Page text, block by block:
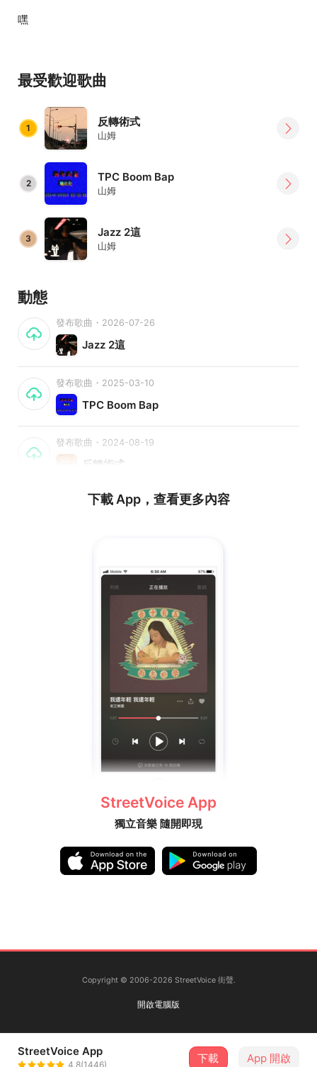
嘿
最受歡迎歌曲
1 反轉術式
山姆
2 TPC Boom Bap
山姆
3 Jazz 2這
山姆
動態
發布歌曲・2026-07-26
Jazz 2這
發布歌曲・2025-03-10
TPC Boom Bap
發布歌曲・2024-08-19
反轉術式
下載 App，查看更多內容
StreetVoice App
獨立音樂 隨開即現
Copyright © 2006-2026 StreetVoice 街聲.
開啟電腦版
StreetVoice App
4.8(1446) 下載 App 開啟